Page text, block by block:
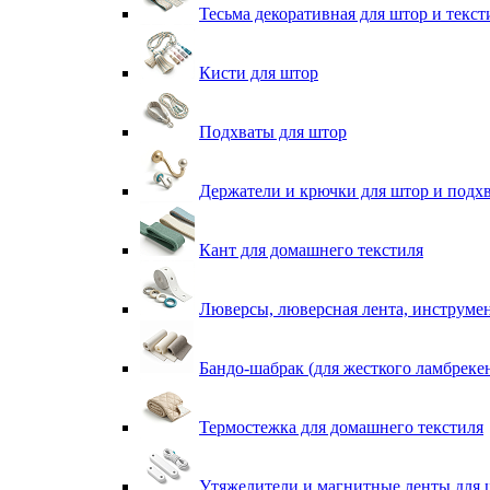
Тесьма декоративная для штор и
Кисти для штор
Подхваты для штор
Держатели и крючки для штор и
Кант для домашнего текстиля
Люверсы, люверсная лента,
Бандо-шабрак (для жесткого
Термостежка для домашнего текстиля
Утяжелители и магнитные ленты для